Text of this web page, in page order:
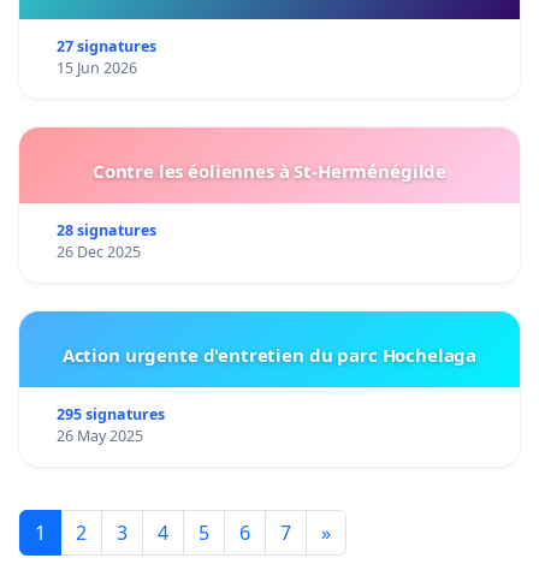
27 signatures
15 Jun 2026
Contre les éoliennes à St-Herménégilde
28 signatures
26 Dec 2025
Action urgente d'entretien du parc Hochelaga
295 signatures
26 May 2025
1 2 3 4 5 6 7 »